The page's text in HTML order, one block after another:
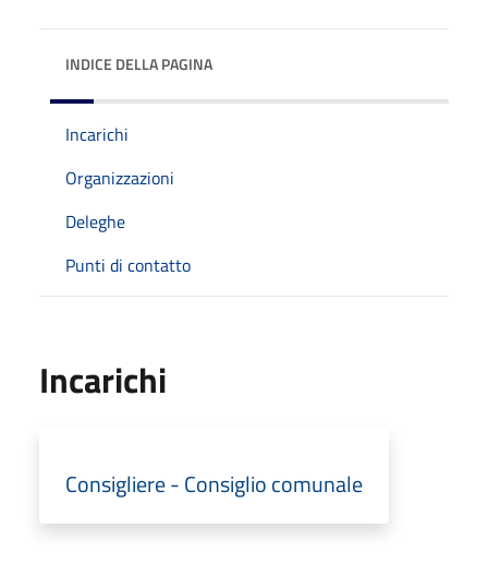
INDICE DELLA PAGINA
Incarichi
Organizzazioni
Deleghe
Punti di contatto
Incarichi
Consigliere - Consiglio comunale